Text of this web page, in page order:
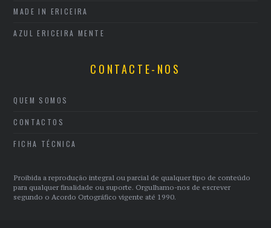
MADE IN ERICEIRA
AZUL ERICEIRA MENTE
CONTACTE-NOS
QUEM SOMOS
CONTACTOS
FICHA TÉCNICA
Proibida a reprodução integral ou parcial de qualquer tipo de conteúdo
para qualquer finalidade ou suporte. Orgulhamo-nos de escrever
segundo o Acordo Ortográfico vigente até 1990.